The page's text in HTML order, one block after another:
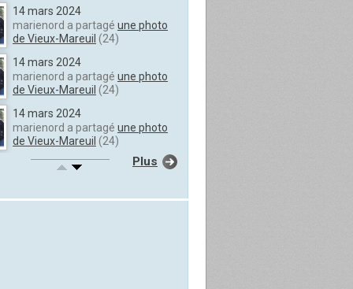
14 mars 2024
marienord a partagé une photo
de Vieux-Mareuil (24)
14 mars 2024
marienord a partagé une photo
de Vieux-Mareuil (24)
14 mars 2024
marienord a partagé une photo
de Vieux-Mareuil (24)
14 mars 2024
Plus